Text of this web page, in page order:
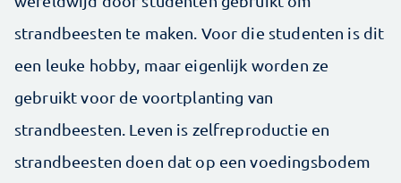
strandbeesten te maken. Voor die studenten is dit
een leuke hobby, maar eigenlijk worden ze
gebruikt voor de voortplanting van
strandbeesten. Leven is zelfreproductie en
strandbeesten doen dat op een voedingsbodem